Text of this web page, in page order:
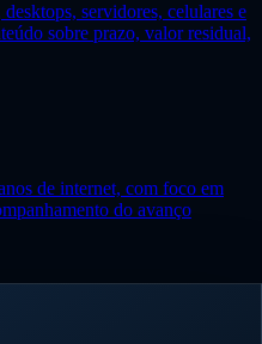
servidores, celulares e
sobre prazo, valor residual,
de internet, com foco em
do avanço